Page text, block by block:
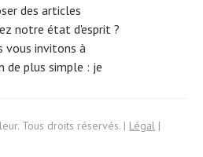
des articles
notre état d'esprit ?
vous invitons à
de plus simple : je
Tous droits réservés. | Légal |